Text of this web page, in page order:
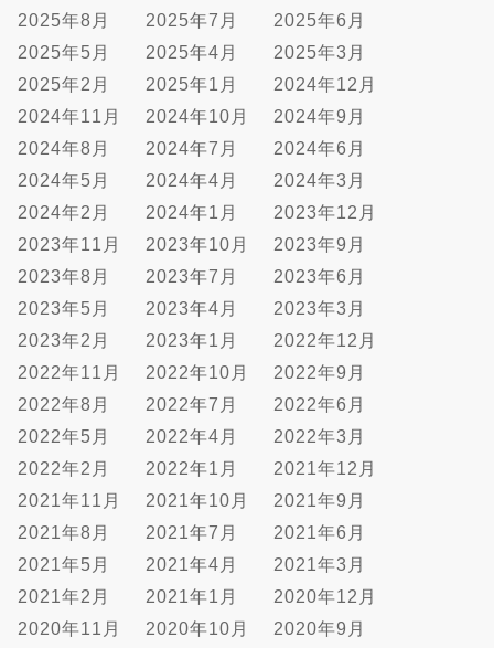
2025年8月
2025年7月
2025年6月
2025年5月
2025年4月
2025年3月
2025年2月
2025年1月
2024年12月
2024年11月
2024年10月
2024年9月
2024年8月
2024年7月
2024年6月
2024年5月
2024年4月
2024年3月
2024年2月
2024年1月
2023年12月
2023年11月
2023年10月
2023年9月
2023年8月
2023年7月
2023年6月
2023年5月
2023年4月
2023年3月
2023年2月
2023年1月
2022年12月
2022年11月
2022年10月
2022年9月
2022年8月
2022年7月
2022年6月
2022年5月
2022年4月
2022年3月
2022年2月
2022年1月
2021年12月
2021年11月
2021年10月
2021年9月
2021年8月
2021年7月
2021年6月
2021年5月
2021年4月
2021年3月
2021年2月
2021年1月
2020年12月
2020年11月
2020年10月
2020年9月